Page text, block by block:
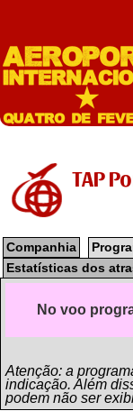
TAP
Companhia
Estatísticas dos
No voo
Atenção: a
indicação. Além
podem não ser